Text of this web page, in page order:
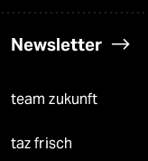
Newsletter
team zukunft
taz frisch